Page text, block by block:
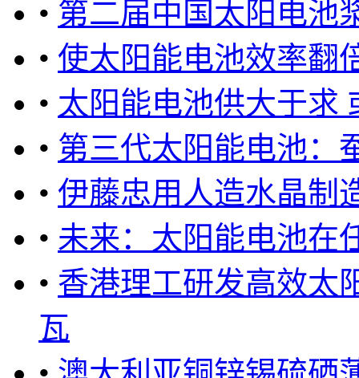
• 第二届中国太阳电池
• 使太阳能电池效率翻
• 太阳能电池供大于求
• 第三代太阳能电池：
• 伊藤忠用人造水晶制
• 未来：太阳能电池在
• 香港理工研发高效太
瓦